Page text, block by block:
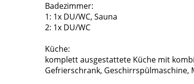
Badezimmer:
1: 1x DU/WC, Sauna
2: 1x DU/WC
Küche:
komplett ausgestattete Küche mit
Gefrierschrank, Geschirrspülmaschine,